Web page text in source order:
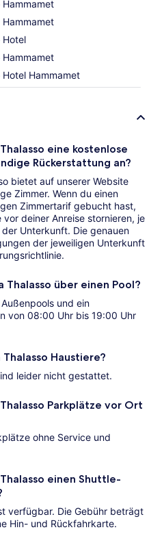
Hammamet
Hammamet
Hotel
Hammamet
Hammamet
eine kostenlose
Rückerstattung an?
bietet auf unserer Website
Zimmer. Wenn du einen
Zimmertarif gebucht hast,
deiner Anreise stornieren, je
Unterkunft. Die genauen
der jeweiligen Unterkunft
über einen Pool?
und ein
von 08:00 Uhr bis 19:00 Uhr
Haustiere?
leider nicht gestattet.
Parkplätze vor Ort
ohne Service und
einen Shuttle-
verfügbar. Die Gebühr beträgt
Hin- und Rückfahrkarte.